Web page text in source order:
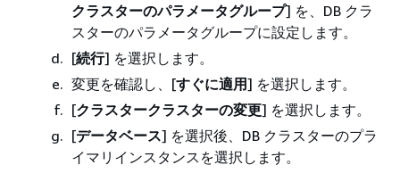
クラスターのパラメータグループ] を、DB クラ
スターのパラメータグループに設定します。
[続行] を選択します。
変更を確認し、[すぐに適用] を選択します。
[クラスタークラスターの変更] を選択します。
[データベース] を選択後、DB クラスターのプラ
イマリインスタンスを選択します。